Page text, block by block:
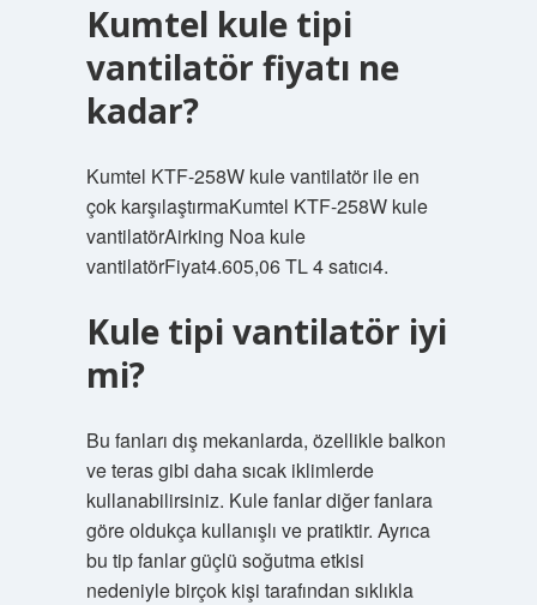
Kumtel kule tipi
vantilatör fiyatı ne
kadar?
Kumtel KTF-258W kule vantilatör ile en
çok karşılaştırmaKumtel KTF-258W kule
vantilatörAirking Noa kule
vantilatörFiyat4.605,06 TL 4 satıcı4.
Kule tipi vantilatör iyi
mi?
Bu fanları dış mekanlarda, özellikle balkon
ve teras gibi daha sıcak iklimlerde
kullanabilirsiniz. Kule fanlar diğer fanlara
göre oldukça kullanışlı ve pratiktir. Ayrıca
bu tip fanlar güçlü soğutma etkisi
nedeniyle birçok kişi tarafından sıklıkla